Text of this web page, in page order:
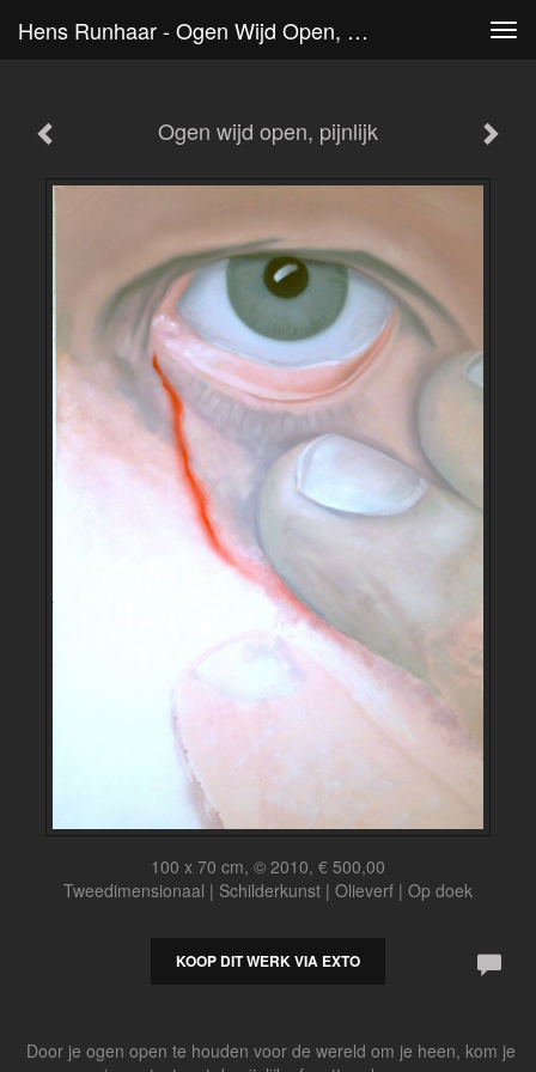
Hens Runhaar - Ogen Wijd Open, Pijnlijk
Ogen wijd open, pijnlijk
100 x 70 cm, © 2010, € 500,00
Tweedimensionaal | Schilderkunst | Olieverf | Op doek
KOOP DIT WERK VIA EXTO
Door je ogen open te houden voor de wereld om je heen, kom je